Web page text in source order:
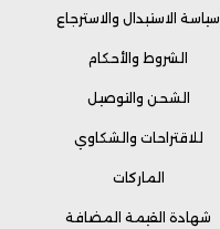
سياسة الاستبدال والاسترجاع
الشروط والأحكام
الشحن والتوصيل
للاقتراحات والشكاوي
الماركات
شهادة القيمة المضافة